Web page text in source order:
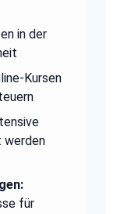
in der
Kursen
werden
für